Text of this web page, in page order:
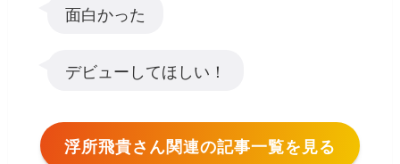
面白かった
デビューしてほしい！
浮所飛貴さん関連の記事一覧を見る